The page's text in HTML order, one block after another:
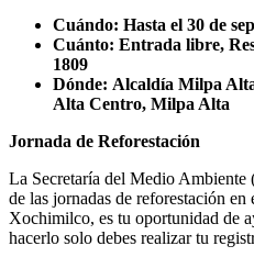
Cuándo: Hasta el 30 de
Cuánto: Entrada libre,
1809
Dónde: Alcaldía Milpa
Alta Centro, Milpa Alta
Jornada de Reforestación
La Secretaría del Medio Ambiente
de las jornadas de reforestación
Xochimilco, es tu oportunidad de
hacerlo solo debes realizar tu